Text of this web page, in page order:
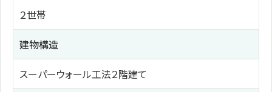
２世帯
建物構造
スーパーウォール工法２階建て